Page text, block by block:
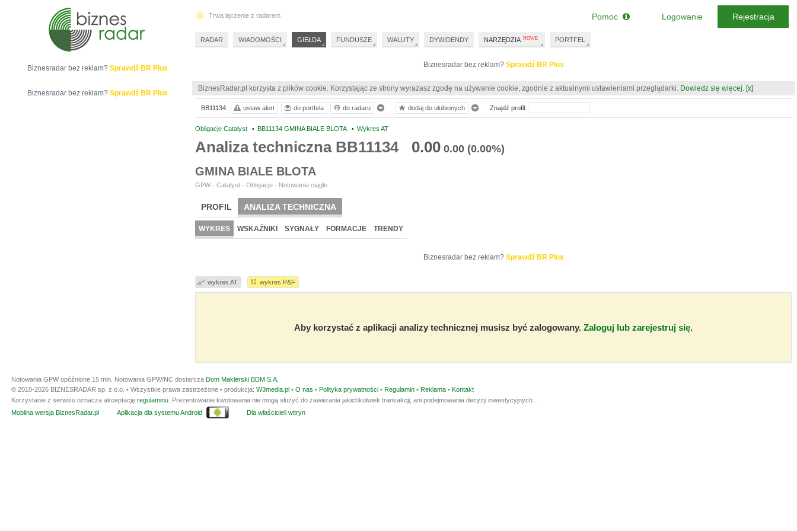
Biznesradar bez reklam? Sprawdź BR Plus
BiznesRadar.pl korzysta z plików cookie. Korzystając ze strony wyrażasz zgodę na używanie cookie, zgodnie z aktualnymi ustawieniami przeglądarki. Dowiedz się więcej. [x]
Obligacje Catalyst • BB11134 GMINA BIALE BLOTA • Wykres AT
Analiza techniczna BB11134 0.00 0.00 (0.00%)
GMINA BIALE BLOTA
GPW - Catalyst - Obligacje - Notowania ciągłe
PROFIL ANALIZA TECHNICZNA
WYKRES WSKAŹNIKI SYGNAŁY FORMACJE TRENDY
Biznesradar bez reklam? Sprawdź BR Plus
wykres AT wykres P&F
Aby korzystać z aplikacji analizy technicznej musisz być zalogowany. Zaloguj lub zarejestruj się.
BB11134: ustaw alert do portfela do radaru dodaj do ulubionych Znajdź profil:
Biznesradar bez reklam? Sprawdź BR Plus
Biznesradar bez reklam? Sprawdź BR Plus
Trwa łączenie z radarem
RADAR WIADOMOŚCI GIEŁDA FUNDUSZE WALUTY DYWIDENDY NARZĘDZIA PORTFEL
Pomoc Logowanie Rejestracja
Notowania GPW opóźnione 15 min. Notowania GPW/NC dostarcza Dom Maklerski BDM S.A.
© 2010-2026 BIZNESRADAR sp. z o.o. • Wszystkie prawa zastrzeżone • produkcja: W3media.pl • O nas • Polityka prywatności • Regulamin • Reklama • Kontakt
Korzystanie z serwisu oznacza akceptację regulaminu . Prezentowanie kwotowania nie mogą służyć do zawierania jakichkolwiek transakcji, ani podejmowania decyzji inwestycyjnych...
Mobilna wersja BiznesRadar.pl
Aplikacja dla systemu Android Dla właścicieli witryn